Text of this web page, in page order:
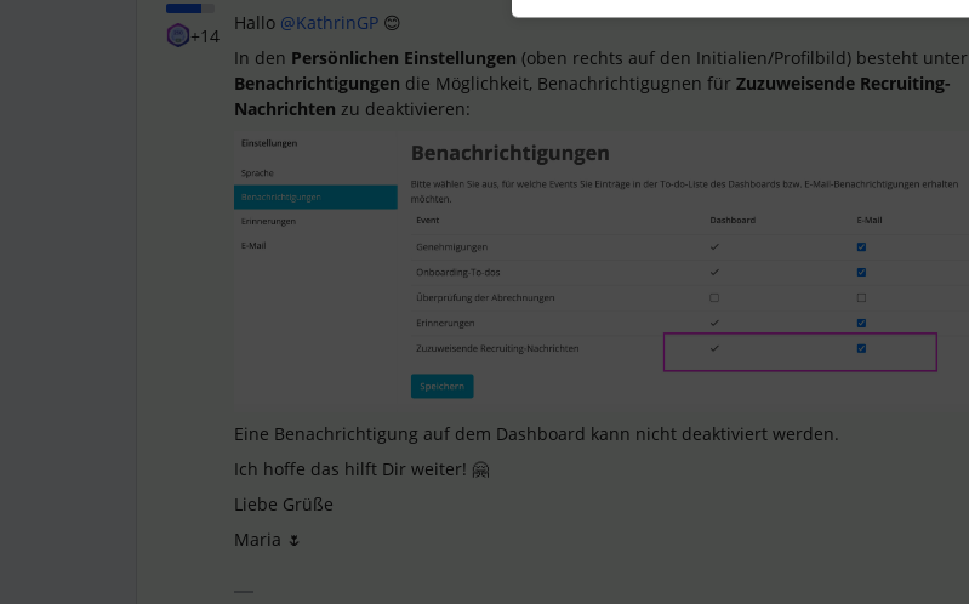
+14
Hallo @KathrinGP 😊
In den Persönlichen Einstellungen (oben rechts auf den Initialien/Profilbild) besteht unter
Benachrichtigungen die Möglichkeit, Benachrichtigugnen für Zuzuweisende Recruiting-
Nachrichten zu deaktivieren:
Eine Benachrichtigung auf dem Dashboard kann nicht deaktiviert werden.
Ich hoffe das hilft Dir weiter! 🤗
Liebe Grüße
Maria 🌷